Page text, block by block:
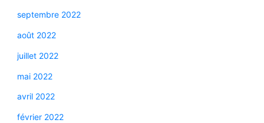
septembre 2022
août 2022
juillet 2022
mai 2022
avril 2022
février 2022